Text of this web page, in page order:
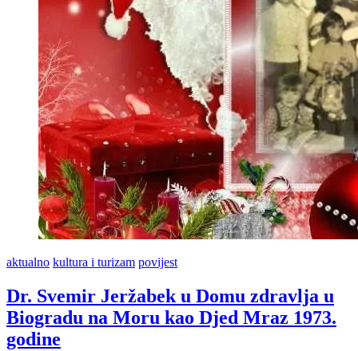
Cecilije
aktualno kultura i turizam povijest
Dr. Svemir Jeržabek u Domu zdravlja u
Biogradu na Moru kao Djed Mraz 1973.
godine